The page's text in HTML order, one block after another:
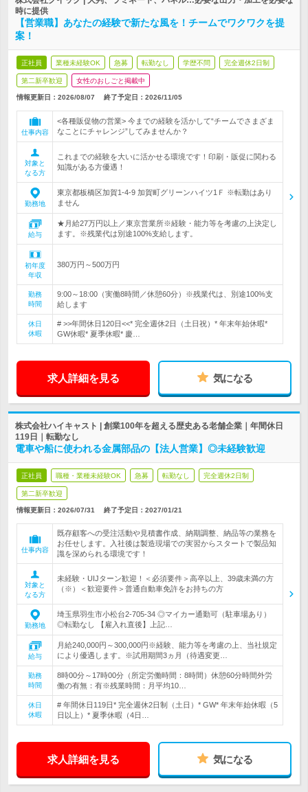
時に提供
【営業職】あなたの経験で新たな風を！チームでワクワクを提
案！
正社員 業種未経験OK 急募 転勤なし 学歴不問 完全週休2日制
第二新卒歓迎 女性のおしごと掲載中
情報更新日：2026/08/07 終了予定日： 2026/11/05
仕事内容
<各種販促物の営業> 今までの経験を活かして“チームでさまざま
なことにチャレンジ”してみませんか？
対象と
なる方
これまでの経験を大いに活かせる環境です！印刷・販促に関わる
知識がある方優遇！
勤務地
東京都板橋区加賀1-4-9 加賀町グリーンハイツ1Ｆ ※転勤はあり
ません
給与
★月給27万円以上／東京営業所※経験・能力等を考慮の上決定し
ます。※残業代は別途100%支給します。
初年度
年収
380万円～500万円
勤務
時間
9:00～18:00（実働8時間／休憩60分）※残業代は、別途100%支
給します
休日
休暇
# >>年間休日120日<<* 完全週休2日（土日祝）* 年末年始休暇*
GW休暇* 夏季休暇* 慶…
求人詳細を見る 気になる
株式会社ハイキャスト | 創業100年を超える歴史ある老舗企業｜年間休日
119日｜転勤なし
電車や船に使われる金属部品の【法人営業】◎未経験歓迎
正社員 職種・業種未経験OK 急募 転勤なし 完全週休2日制
第二新卒歓迎
情報更新日：2026/07/31 終了予定日： 2027/01/21
仕事内容
既存顧客への受注活動や見積書作成、納期調整、納品等の業務を
お任せします。入社後は製造現場での実習からスタートで製品知
識を深められる環境です！
対象と
なる方
未経験・UIJターン歓迎！＜必須要件＞高卒以上、39歳未満の方
（※）＜歓迎要件＞普通自動車免許をお持ちの方
勤務地
埼玉県羽生市小松台2‐705‐34 ◎マイカー通勤可（駐車場あり）
◎転勤なし 【雇入れ直後】上記…
給与
月給240,000円～300,000円※経験、能力等を考慮の上、当社規定
により優遇します。※試用期間3ヵ月（待遇変更…
勤務
時間
8時00分～17時00分（所定労働時間：8時間）休憩60分時間外労
働の有無：有※残業時間：月平均10…
休日
休暇
# 年間休日119日* 完全週休2日制（土日）* GW* 年末年始休暇（5
日以上）* 夏季休暇（4日…
求人詳細を見る 気になる